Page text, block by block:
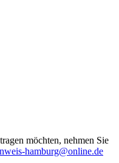
möchten, nehmen Sie
hamburg@online.de